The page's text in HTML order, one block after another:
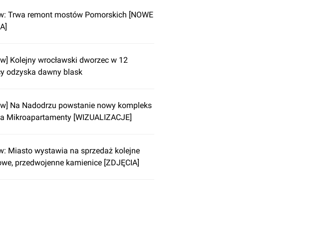
mostów Pomorskich [NOWE
Kolejny wrocławski dworzec w 12
odzyska dawny blask
Na Nadodrzu powstanie nowy kompleks
Mikroapartamenty [WIZUALIZACJE]
Miasto wystawia na sprzedaż kolejne
przedwojenne kamienice [ZDJĘCIA]